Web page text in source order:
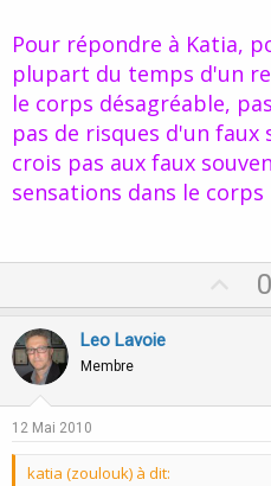
Pour répondre à Katia,
plupart du temps d'un
le corps désagréable,
pas de risques d'un faux
crois pas aux faux
sensations dans le
p
t
0
Leo Lavoie
Membre
12 Mai 2010
katia (zoulouk) à dit: